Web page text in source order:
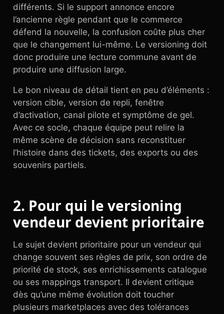
différents. Si le support annonce encore
l’ancienne règle pendant que le commerce
défend la nouvelle, la confusion coûte plus cher
que le changement lui-même. Le versioning doit
donc produire une lecture commune avant de
produire une diffusion large.
Le bon niveau de détail tient en peu d’éléments :
version cible, version de repli, fenêtre
d’activation, canal pilote et symptôme de gel.
Avec ce socle, chaque équipe peut relire la
même scène de décision sans reconstituer
l’histoire dans des tickets, des exports ou des
souvenirs partiels.
2. Pour qui le versioning
vendeur devient prioritaire
Le sujet devient prioritaire pour un vendeur qui
change souvent ses règles de prix, son ordre de
priorité de stock, ses enrichissements catalogue
ou ses mappings transport. Il devient critique
dès qu’une même évolution doit toucher
plusieurs marketplaces avec des tolérances